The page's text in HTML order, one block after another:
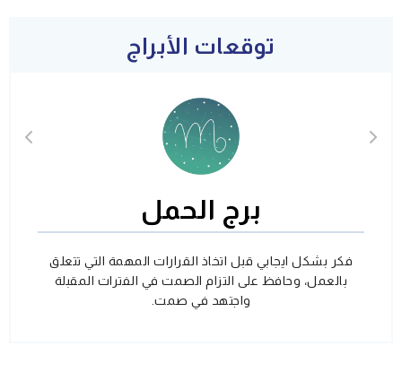
توقعات الأبراج
برج الحمل
فكر بشكل ايجابي قبل اتخاذ القرارات المهمة التي تتعلق
بالعمل، وحافظ على التزام الصمت في الفترات المقبلة
واجتهد في صمت.